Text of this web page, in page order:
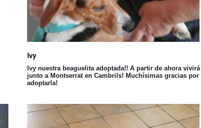
Ivy
Ivy nuestra beaguelita adoptada!! A partir de ahora vivirá
junto a Montserrat en Cambrils! Muchísimas gracias por
adoptarla!